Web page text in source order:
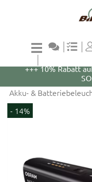
+++ 5% Rabatt
+++ 10% Rabatt
Akku- &
- 14%